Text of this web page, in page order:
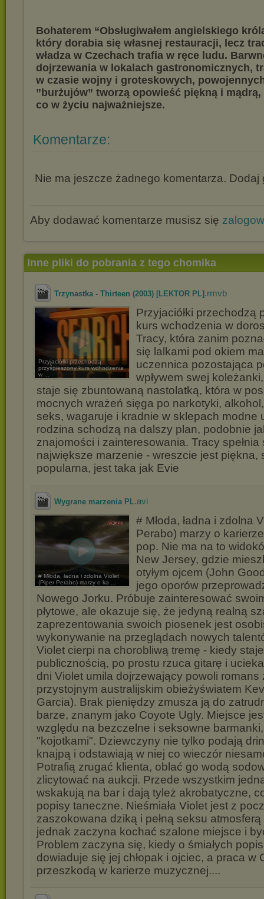
Bohaterem “Obsługiwałem angielskiego
który dorabia się własnej restauracji, lecz
władza w Czechach trafia w ręce ludu.
dojrzewania w lokalach gastronomicznych,
w czasie wojny i groteskowych,
”burżujów” tworzą opowieść piękną i
co w życiu najważniejsze.
Komentarze:
Nie ma jeszcze żadnego komentarza. Dodaj
Aby dodawać komentarze musisz się
Inne pliki do pobrania z tego chomika
Trzynastka - Thirteen (2003) [LEKTOR PL] .rmvb
Przyjaciółki przechodzą
przyśpieszony kurs wchodzenia
w ...
Przyjaciółki przechodzą
kurs wchodzenia w
Tracy, która zanim
się lalkami pod okiem
uczennica pozostająca
wpływem swej
staje się zbuntowaną nastolatką, która w
mocnych wrażeń sięga po narkotyki,
seks, wagaruje i kradnie w sklepach modne
rodzina schodzą na dalszy plan, podobnie
znajomości i zainteresowania. Tracy spełnia
największe marzenie - wreszcie jest piękna,
popularna, jest taka jak Evie
Wygrane marzenia PL.avi
# Młoda, ładna i zdolna Violet
(Piper Perabo) marzy o ka ...
# Młoda, ładna i zdolna
Perabo) marzy o
pop. Nie ma na to
New Jersey, gdzie
otyłym ojcem (John
jego oporów
Nowego Jorku. Próbuje zainteresować
płytowe, ale okazuje się, że jedyną realną
zaprezentowania swoich piosenek jest
wykonywanie na przeglądach nowych
Violet cierpi na chorobliwą tremę - kiedy
publicznością, po prostu rzuca gitarę i
dni Violet umila dojrzewający powoli romans
przystojnym australijskim obieżyświatem
Garcia). Brak pieniędzy zmusza ją do
barze, znanym jako Coyote Ugly. Miejsce
względu na bezczelne i seksowne
"kojotkami". Dziewczyny nie tylko podają
knajpą i odstawiają w niej co wieczór
Potrafią zrugać klienta, oblać go wodą
zlicytować na aukcji. Przede wszystkim
wskakują na bar i dają tyleż akrobatyczne,
popisy taneczne. Nieśmiała Violet jest z
zaszokowana dziką i pełną seksu
jednak zaczyna kochać szalone miejsce i
Problem zaczyna się, kiedy o śmiałych
dowiaduje się jej chłopak i ojciec, a praca w
przeszkodą w karierze muzycznej....